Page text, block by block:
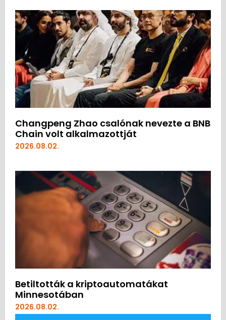
Changpeng Zhao csalónak nevezte a BNB
Chain volt alkalmazottját
2026.08.02.
Betiltották a kriptoautomatákat
Minnesotában
2026.08.02.